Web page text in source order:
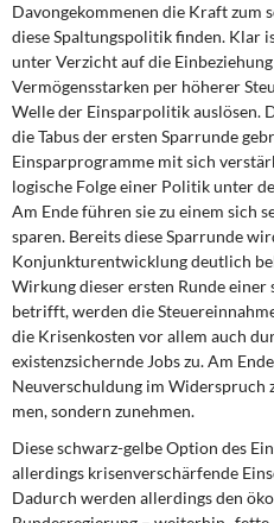
Über mich
Kontakt
Davongekommenen die Kraft zum
diese Spaltungspolitik finden. Klar
unter Verzicht auf die
Vermögensstarken per höherer
Welle der Einsparpolitik auslösen.
die Tabus der ersten Sparrunde
Einsparprogramme mit sich
logische Folge einer Politik unter
Am Ende führen sie zu einem sich
sparen. Bereits diese Sparrunde
Konjunkturentwicklung deutlich
Wirkung dieser ersten Runde einer
betrifft, werden die
die Kri­senkosten vor allem auch
existenzsichernde Jobs zu. Am
Neuverschuldung im
men, sondern zunehmen.
Diese schwarz-gelbe Option des
allerdings krisenverschär­fende
Dadurch werden allerdings den